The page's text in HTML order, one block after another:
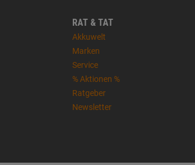
RAT & TAT
Akkuwelt
Marken
Service
% Aktionen %
Ratgeber
Newsletter